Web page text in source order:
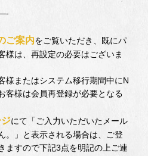
ご案内をご覧いただき、既にパ
様は、再設定の必要はございま
様またはシステム移行期間中にN
客様は会員再登録が必要となる
にて「ご入力いただいたメール
。」と表示される場合は、ご登
ますので下記3点を明記の上ご連